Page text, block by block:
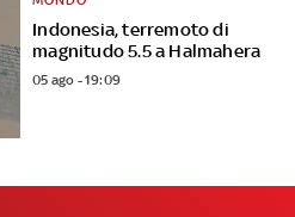
Indonesia, terremoto di
magnitudo 5.5 a Halmahera
05 ago - 19:09